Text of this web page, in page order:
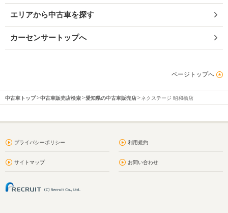
エリアから中古車を探す
カーセンサートップへ
ページトップへ
中古車トップ 中古車販売店検索 愛知県の中古車販売店 ネクステージ 昭和橋店
プライバシーポリシー 利用規約
サイトマップ お問い合わせ